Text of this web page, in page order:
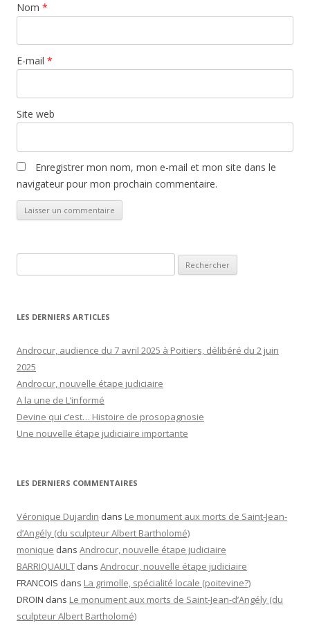
Nom *
E-mail *
Site web
Enregistrer mon nom, mon e-mail et mon site dans le
navigateur pour mon prochain commentaire.
LES DERNIERS ARTICLES
Androcur, audience du 7 avril 2025 à Poitiers, délibéré du 2 juin
2025
Androcur, nouvelle étape judiciaire
A la une de L’informé
Devine qui c’est… Histoire de prosopagnosie
Une nouvelle étape judiciaire importante
LES DERNIERS COMMENTAIRES
Véronique Dujardin dans Le monument aux morts de Saint-Jean-
d’Angély (du sculpteur Albert Bartholomé)
monique dans Androcur, nouvelle étape judiciaire
BARRIQUAULT dans Androcur, nouvelle étape judiciaire
FRANCOIS dans La grimolle, spécialité locale (poitevine?)
DROIN dans Le monument aux morts de Saint-Jean-d’Angély (du
sculpteur Albert Bartholomé)